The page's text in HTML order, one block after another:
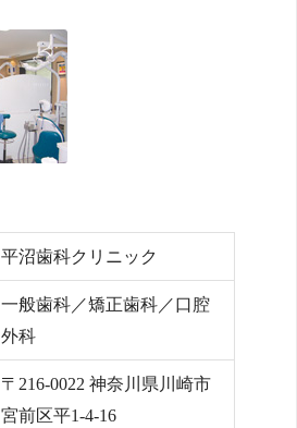
平沼歯科クリニック
一般歯科／矯正歯科／口腔
外科
〒216-0022 神奈川県川崎市
宮前区平1-4-16